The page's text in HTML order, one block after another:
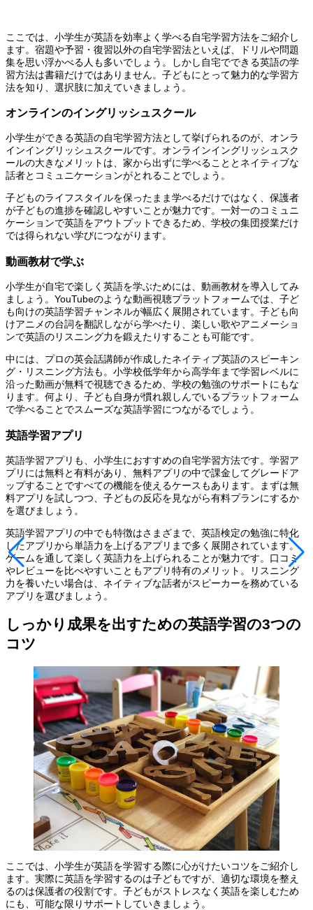
ここでは、小学生が英語を効率よく学べる自宅学習方法をご紹介し
ます。宿題や予習・復習以外の自宅学習法といえば、ドリルや問題
集を思い浮かべる人も多いでしょう。しかし自宅でできる英語の学
習方法は書籍だけではありません。子どもにとって魅力的な学習方
法を知り、選択肢に加えていきましょう。
オンラインのイングリッシュスクール
小学生ができる英語の自宅学習方法として挙げられるのが、オンラ
インイングリッシュスクールです。オンラインイングリッシュスク
ールの大きなメリットは、家から出ずに学べることとネイティブな
話者とコミュニケーションがとれることでしょう。
子どものライフスタイルを保ったまま学べるだけではなく、保護者
が子どもの進捗を確認しやすいことが魅力です。一対一のコミュニ
ケーションで英語をアウトプットできるため、学校の集団授業だけ
では得られない学びにつながります。
動画教材で学ぶ
小学生が自宅で楽しく英語を学ぶためには、動画教材を導入してみ
ましょう。YouTubeのような動画視聴プラットフォームでは、子ど
も向けの英語学習チャンネルが幅広く展開されています。子ども向
けアニメの台詞を翻訳しながら学べたり、楽しい歌やアニメーショ
ンで英語のリスニング力を鍛えたりすることも可能です。
中には、プロの英会話講師が作成したネイティブ英語のスピーキン
グ・リスニング方法も。小学校低学年から高学年まで学習レベルに
沿った動画が無料で視聴できるため、学校の勉強のサポートにもな
ります。何より、子ども自身が慣れ親しんでいるプラットフォーム
で学べることでスムーズな英語学習につながるでしょう。
英語学習アプリ
英語学習アプリも、小学生におすすめの自宅学習方法です。学習ア
プリには無料と有料があり、無料アプリの中で課金してグレードア
ップすることですべての機能を使えるケースもあります。まずは無
料アプリを試しつつ、子どもの反応を見ながら有料プランにするか
を選びましょう。
英語学習アプリの中でも特徴はさまざまで、英語検定の勉強に特化
したアプリから単語力を上げるアプリまで多く展開されています。
ゲームを通して楽しく英語力を上げられることが魅力です。口コミ
やレビューを比べやすいこともアプリ特有のメリット。リスニング
力を養いたい場合は、ネイティブな話者がスピーカーを務めている
アプリを選びましょう。
しっかり成果を出すための英語学習の3つの
コツ
ここでは、小学生が英語を学習する際に心がけたいコツをご紹介し
ます。実際に英語を学習するのは子どもですが、適切な環境を整え
るのは保護者の役割です。子どもがストレスなく英語を楽しむため
にも、可能な限りサポートしていきましょう。